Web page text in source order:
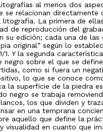
al menos dos
se relacionan directamente
litografía. La primera de
de reproducción del
su edición; cada una de las
original” según lo
1. Y la segunda
negro sobre el que se
como si fuera un
lo que se conoce
la superficie de la piedra
negro se trabaja
los que dividen y
en una temprana
aquello que define la
visualidad en cuanto que